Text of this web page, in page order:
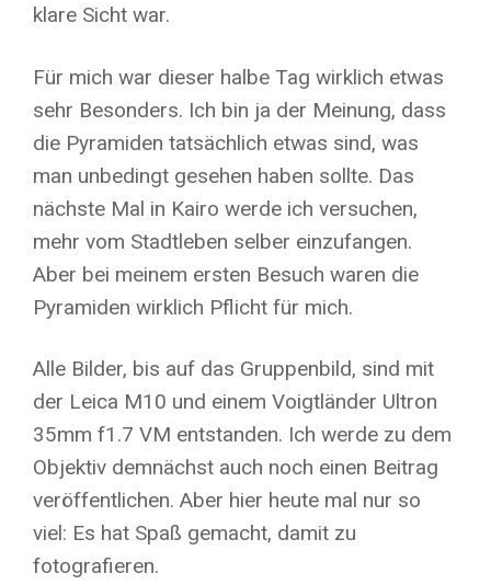
klare Sicht war.
Für mich war dieser halbe Tag wirklich etwas
sehr Besonders. Ich bin ja der Meinung, dass
die Pyramiden tatsächlich etwas sind, was
man unbedingt gesehen haben sollte. Das
nächste Mal in Kairo werde ich versuchen,
mehr vom Stadtleben selber einzufangen.
Aber bei meinem ersten Besuch waren die
Pyramiden wirklich Pflicht für mich.
Alle Bilder, bis auf das Gruppenbild, sind mit
der Leica M10 und einem Voigtländer Ultron
35mm f1.7 VM entstanden. Ich werde zu dem
Objektiv demnächst auch noch einen Beitrag
veröffentlichen. Aber hier heute mal nur so
viel: Es hat Spaß gemacht, damit zu
fotografieren.